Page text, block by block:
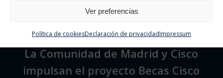
Ver preferencias
Política de cookiesDeclaración de privacidadImpressum
Siguiente entrada
La Comunidad de Madrid y Cisco
impulsan el proyecto Becas Cisco